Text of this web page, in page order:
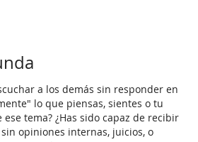
a los demás sin responder en
lo que piensas, sientes o tu
tema? ¿Has sido capaz de recibir
opiniones internas, juicios, o